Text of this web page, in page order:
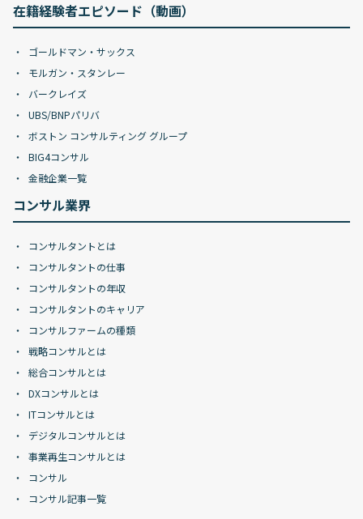
在籍経験者エピソード（動画）
ゴールドマン・サックス
モルガン・スタンレー
バークレイズ
UBS/BNPパリバ
ボストン コンサルティング グループ
BIG4コンサル
金融企業一覧
コンサル業界
コンサルタントとは
コンサルタントの仕事
コンサルタントの年収
コンサルタントのキャリア
コンサルファームの種類
戦略コンサルとは
総合コンサルとは
DXコンサルとは
ITコンサルとは
デジタルコンサルとは
事業再生コンサルとは
コンサル
コンサル記事一覧